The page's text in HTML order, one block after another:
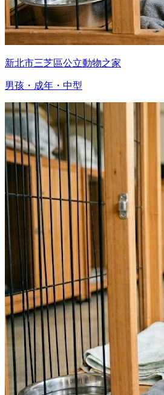
新北市三芝區公立動物之家
男孩・成年・中型